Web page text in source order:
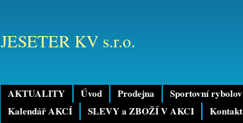
AKTUALITY Úvod Prodejna Sportovní rybolov
Kalendář AKCÍ
SLEVY a ZBOŽÍ V AKCI Kontakt
JESETER KV s.r.o.